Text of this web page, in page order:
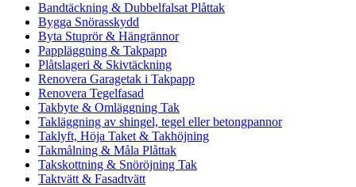
Bandtäckning & Dubbelfalsat Plåttak
Bygga Snörasskydd
Byta Stuprör & Hängrännor
Pappläggning & Takpapp
Plåtslageri & Skivtäckning
Renovera Garagetak i Takpapp
Renovera Tegelfasad
Takbyte & Omläggning Tak
Takläggning av shingel, tegel eller betongpannor
Taklyft, Höja Taket & Takhöjning
Takmålning & Måla Plåttak
Takskottning & Snöröjning Tak
Taktvätt & Fasadtvätt